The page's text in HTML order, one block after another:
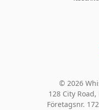
© 2026
128 City Road,
Företagsnr.